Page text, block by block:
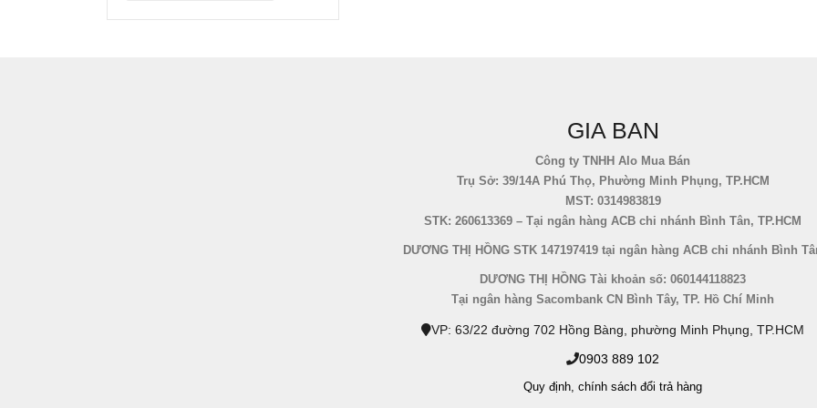
GIA BAN
Công ty TNHH Alo Mua Bán
Trụ Sở: 39/14A Phú Thọ, Phường Minh Phụng, TP.HCM
MST: 0314983819
STK: 260613369 – Tại ngân hàng ACB chi nhánh Bình Tân, TP.HCM
DƯƠNG THỊ HỒNG STK 147197419 tại ngân hàng ACB chi nhánh Bình
DƯƠNG THỊ HỒNG Tài khoản số: 060144118823
Tại ngân hàng Sacombank CN Bình Tây, TP. Hồ Chí Minh
VP: 63/22 đường 702 Hồng Bàng, phường Minh Phụng, TP.HCM
0903 889 102
Quy định, chính sách đổi trả hàng